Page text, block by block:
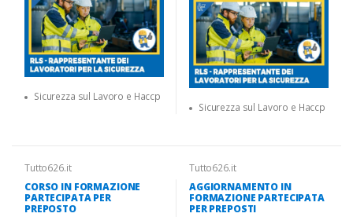
Sicurezza sul Lavoro e Haccp
Sicurezza sul Lavoro e Haccp
Tutto626.it
CORSO IN FORMAZIONE
PARTECIPATA PER
PREPOSTO
Tutto626.it
AGGIORNAMENTO IN
FORMAZIONE PARTECIPATA
PER PREPOSTI